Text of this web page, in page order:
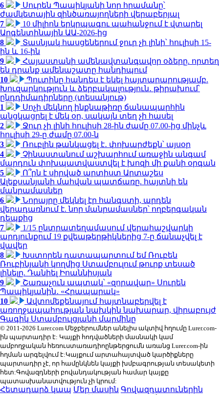
6
Սուրեն Պապիկյանի նոր հրամանը՝
ժամկետային զինծառայողների վերաբերյալ
7
10 միլիոն երկրպագու պահանջում է վտարել
Արգենտինային ԱԱ-2026-ից
8
Տասնյակ հասցեներում ջուր չի լինի՝ հուլիսի 15-
ին և 16-ին
9
Հայաստանի ամենավտանգավոր օձերը. որտեղ
են դրանք ամենաշատը հանդիպում
10
Պուտինը հանդես է եկել հայտարարությամբ.
Խուզարկություն և ձերբակալություն․ թիրախում՝
ընդդիմադիրները (տեսանյութ)
1
Սոչի մեկնող ինքնաթիռը ճանապարհին
անցկացրել է մեկ օր, սակայն տեղ չի հասել
2
Ջուր չի լինի հուլիսի 28-ին ժամը 07.00-ից մինչև
հուլիսի 29-ը ժամը 07.00-ն
3
Ռուբլին թանկացել է․ փոխարժեքն՝ այսօր
4
Չինաստանում աշխարհում առաջին անգամ
մարդուն փոխպատվաստվել է խոզի մի քանի օրգան
5
Ո՞րն է սիրված արտիստ Արտաշես
Ալեքսանյանի մահվան պատճառը. հայտնի են
մանրամասներ
6
Նորայրը մեկնել էր հանգստի, արդեն
վերադառնում է. նոր մանրամասներ՝ ողբերգական
դեպքից
7
1/15 ընտրատեղամասում վերահաշվարկի
արդյունքում 19 քվեաթերթիկներից 7-ը ճանաչվել է
վավեր
8
Խստորեն դատապարտում եմ Ռուբեն
Ռուբինյանի կողմից Ստամբուլում թուրք տեսած
լինելը. Դանիել Իոաննիսյան
9
Շառաչուն ապտակ՝ «զորավար» Սուրեն
Պապիկյանին․ «Հրապարակ»
10
Ավտոմեքենայում հայտնաբերվել է
առողջապահության նախկին նախարար, վիրաբույժ
Գագիկ Ստամբուլցյանի մարմինը
© 2011-2026 Lurer.com Մեջբերումներ անելիս ակտիվ հղումը Lurer.com-
ին պարտադիր է: Կայքի հոդվածների մասնակի կամ
ամբողջական հեռուստառադիոընթերցումն առանց Lurer.com-ին
հղման արգելվում է:Կայքում արտահայտված կարծիքները
պարտադիր չէ, որ համընկնեն կայքի խմբագրության տեսակետի
հետ:Գովազդների բովանդակության համար կայքը
պատասխանատվություն չի կրում:
Հետադարձ կապ Մեր մասին Գովազդատուներին